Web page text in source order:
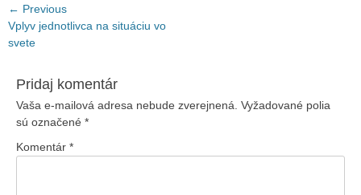
Navigácia
v
článku
← Previous
Previous
post:
Vplyv jednotlivca na situáciu vo
svete
Pridaj komentár
Vaša e-mailová adresa nebude zverejnená. Vyžadované polia
sú označené *
Komentár *